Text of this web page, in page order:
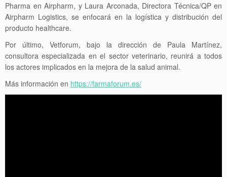
Pharma en Airpharm, y Laura Arconada, Directora Técnica/QP en
Airpharm Logistics, se enfocará en la logística y distribución del
producto healthcare.
Por último, Vetforum, bajo la dirección de Paula Martínez,
consultora especializada en el sector veterinario, reunirá a todos
los actores implicados en la mejora de la salud animal.
Más información en https://farmaforum.es/